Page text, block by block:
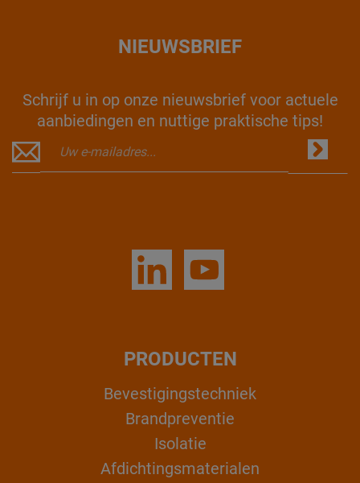
NIEUWSBRIEF
Schrijf u in op onze nieuwsbrief voor actuele
aanbiedingen en nuttige praktische tips!
PRODUCTEN
Bevestigingstechniek
Brandpreventie
Isolatie
Afdichtingsmaterialen